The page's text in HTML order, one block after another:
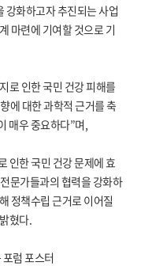
강화하고자 추진되는 사업
마련에 기여할 것으로 기
로 인한 국민 건강 피해를
에 대한 과학적 근거를 축
매우 중요하다”며,
인한 국민 건강 문제에 효
문가들과의 협력을 강화하
정책수립 근거로 이어질
혔다.
럼 포스터